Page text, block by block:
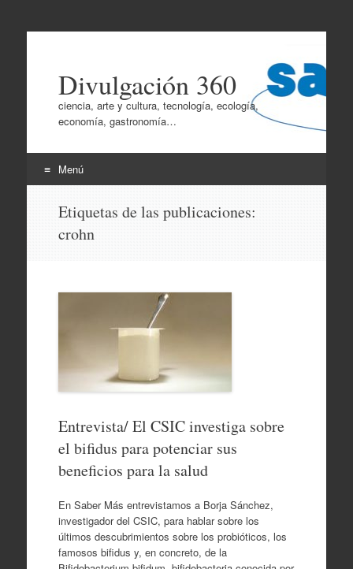
Divulgación 360
ciencia, arte y cultura, tecnología, ecología,
economía, gastronomía…
Menú
contenido
Etiquetas de las publicaciones:
crohn
Entrevista/ El CSIC investiga sobre
el bifidus para potenciar sus
beneficios para la salud
En Saber Más entrevistamos a Borja Sánchez,
investigador del CSIC, para hablar sobre los
últimos descubrimientos sobre los probióticos, los
famosos bifidus y, en concreto, de la